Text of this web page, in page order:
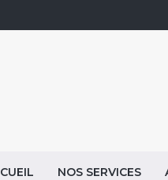
NOS SERVICES